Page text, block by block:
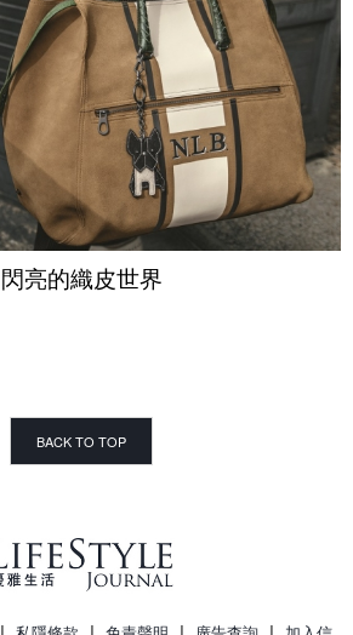
閃亮的織皮世界
BACK TO TOP